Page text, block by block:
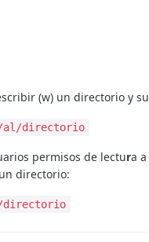
(w) un directorio y
al/directorio
permisos de lectura
directorio: